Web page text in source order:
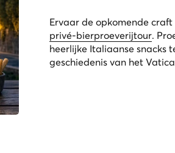
Ervaar de opkomende
privé-bierproeverijtour.
heerlijke Italiaanse snacks
geschiedenis van het